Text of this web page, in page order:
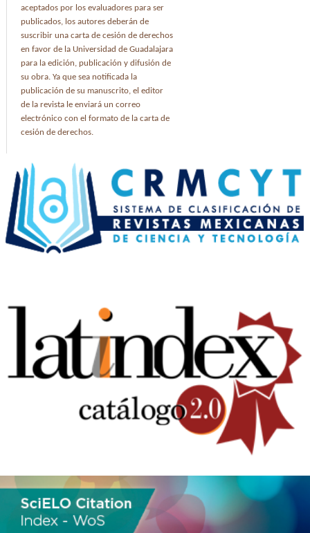
aceptados por los evaluadores para ser
publicados, los autores deberán de
suscribir una carta de cesión de derechos
en favor de la Universidad de Guadalajara
para la edición, publicación y difusión de
su obra. Ya que sea notificada la
publicación de su manuscrito, el editor
de la revista le enviará un correo
electrónico con el formato de la carta de
cesión de derechos.